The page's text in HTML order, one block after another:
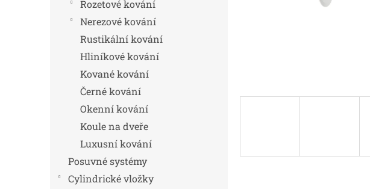
Rozetové kování
Nerezové kování
Rustikální kování
Hliníkové kování
Kované kování
Černé kování
Okenní kování
Koule na dveře
Luxusní kování
Posuvné systémy
Cylindrické vložky